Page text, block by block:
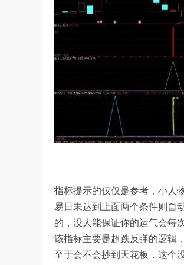
指标提示的仅仅是参考，小人
易日未达到上面两个条件则自
的，没人能保证你的运气会每
该指标主要是超跌反弹的逻辑
至于会不会抄到天花板，这个